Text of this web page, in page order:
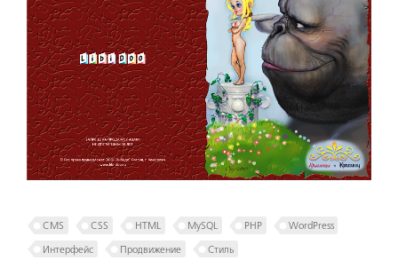
CMS CSS HTML MySQL PHP WordPress
Интерфейс Продвижение Стиль